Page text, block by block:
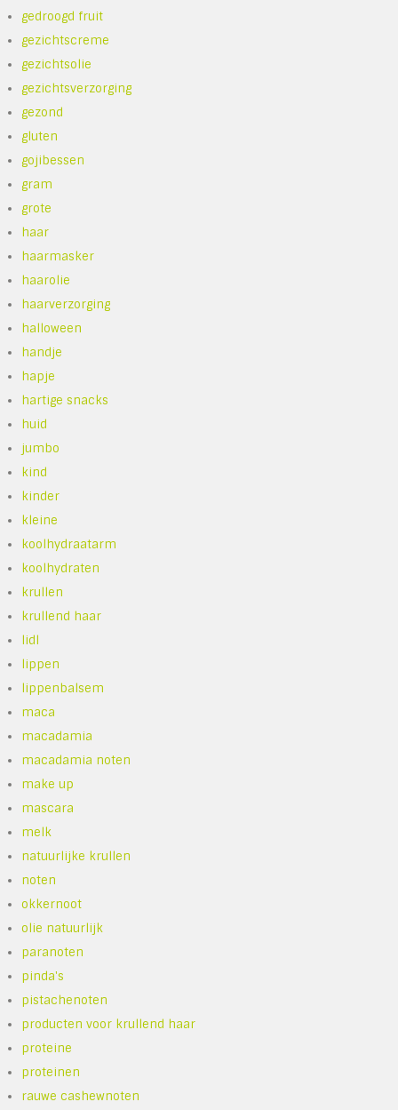
gedroogd fruit
gezichtscreme
gezichtsolie
gezichtsverzorging
gezond
gluten
gojibessen
gram
grote
haar
haarmasker
haarolie
haarverzorging
halloween
handje
hapje
hartige snacks
huid
jumbo
kind
kinder
kleine
koolhydraatarm
koolhydraten
krullen
krullend haar
lidl
lippen
lippenbalsem
maca
macadamia
macadamia noten
make up
mascara
melk
natuurlijke krullen
noten
okkernoot
olie natuurlijk
paranoten
pinda's
pistachenoten
producten voor krullend haar
proteine
proteinen
rauwe cashewnoten